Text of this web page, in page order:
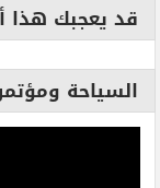
قد يعجبك هذا
السياحة